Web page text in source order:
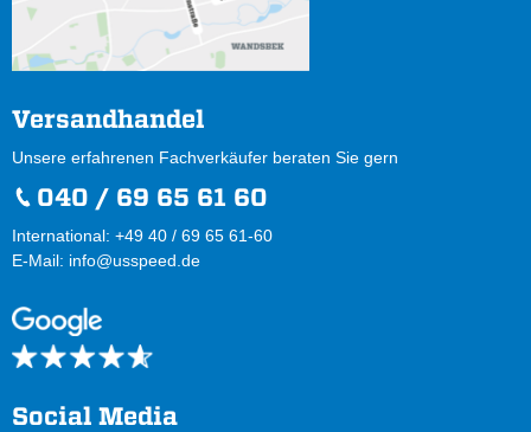
Versandhandel
Unsere erfahrenen Fachverkäufer beraten Sie gern
040 / 69 65 61 60
International: +49 40 / 69 65 61-60
E-Mail: info@usspeed.de
Social Media